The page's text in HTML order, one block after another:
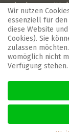
in der
sind Sie bei
wird im
Menschen
Restaurant
Wir nutzen
essenziell für den
diese Website
Cookies). Sie
zulassen
womöglich nicht
Verfügung stehen.